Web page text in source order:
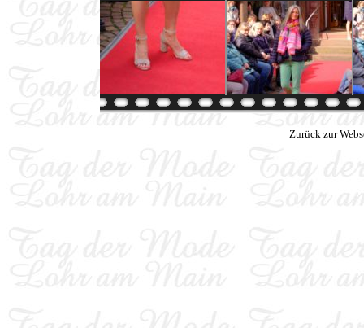
Zurück zur